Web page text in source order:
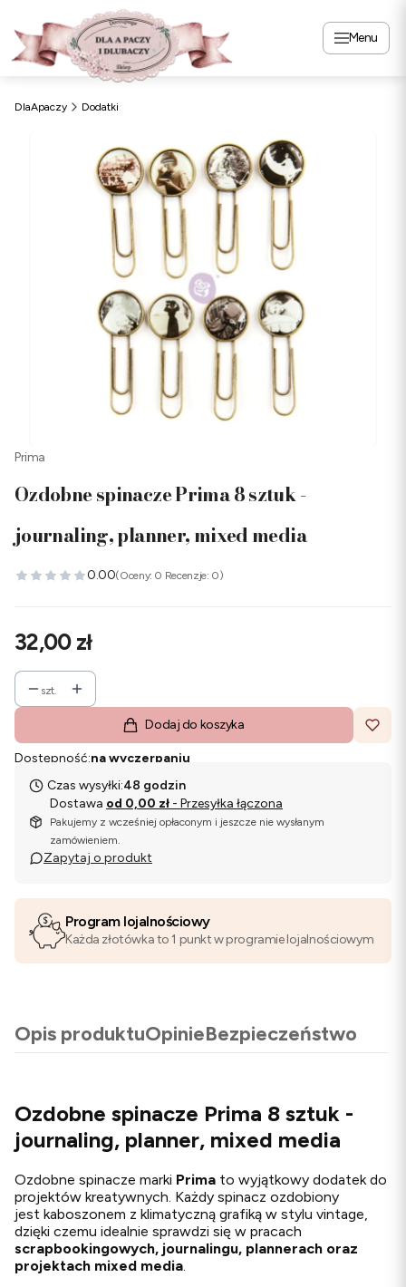
Menu
DlaApaczy Dodatki
Prima
Ozdobne spinacze Prima 8 sztuk -
journaling, planner, mixed media
0.00(Oceny: 0 Recenzje: 0)
Cena
32,00 zł
szt.
Dodaj do koszyka
Dostępność:na wyczerpaniu
Czas wysyłki:48 godzin
Dostawa od 0,00 zł - Przesyłka łączona
Pakujemy z wcześniej opłaconym i jeszcze nie wysłanym
zamówieniem.
Zapytaj o produkt
Program lojalnościowy
Każda złotówka to 1 punkt w programie lojalnościowym
Opis produktuOpinieBezpieczeństwo
Ozdobne spinacze Prima 8 sztuk -
journaling, planner, mixed media
Ozdobne spinacze marki Prima to wyjątkowy dodatek do
projektów kreatywnych. Każdy spinacz ozdobiony
jest kaboszonem z klimatyczną grafiką w stylu vintage,
dzięki czemu idealnie sprawdzi się w pracach
scrapbookingowych, journalingu, plannerach oraz
projektach mixed media.